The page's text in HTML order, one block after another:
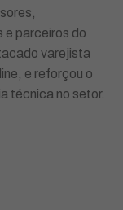
e parceiros do
varejista
e reforçou o
técnica no setor.